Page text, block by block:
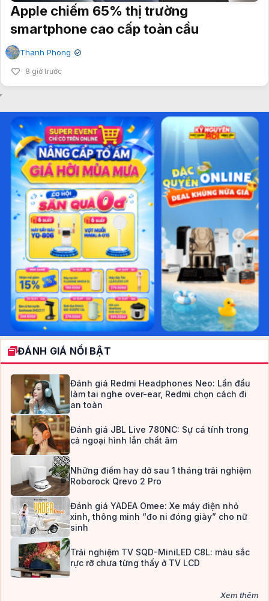
Apple chiếm 65% thị trường
smartphone cao cấp toàn cầu
Thanh Phong ✔
8 giờ trước
ĐÁNH GIÁ NỔI BẬT
Đánh giá Redmi Headphones Neo: Lần đầu
làm tai nghe over-ear, Redmi chọn cách đi
an toàn
Đánh giá JBL Live 780NC: Sự cá tính trong
cả ngoại hình lẫn chất âm
Những điểm hay dở sau 1 tháng trải nghiệm
Roborock Qrevo 2 Pro
Đánh giá YADEA Omee: Xe máy điện nhỏ
xinh, thông minh “đo ni đóng giày” cho nữ
sinh
Trải nghiệm TV SQD-MiniLED C8L: màu sắc
rực rỡ chưa từng thấy ở TV LCD
Xem thêm